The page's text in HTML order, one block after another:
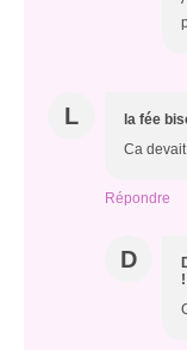
L la fée
Ca
Répondre
D
!